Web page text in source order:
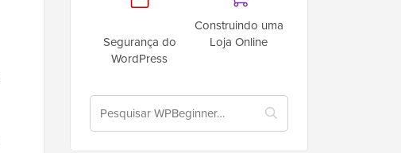
Segurança do
WordPress
Construindo uma
Loja Online